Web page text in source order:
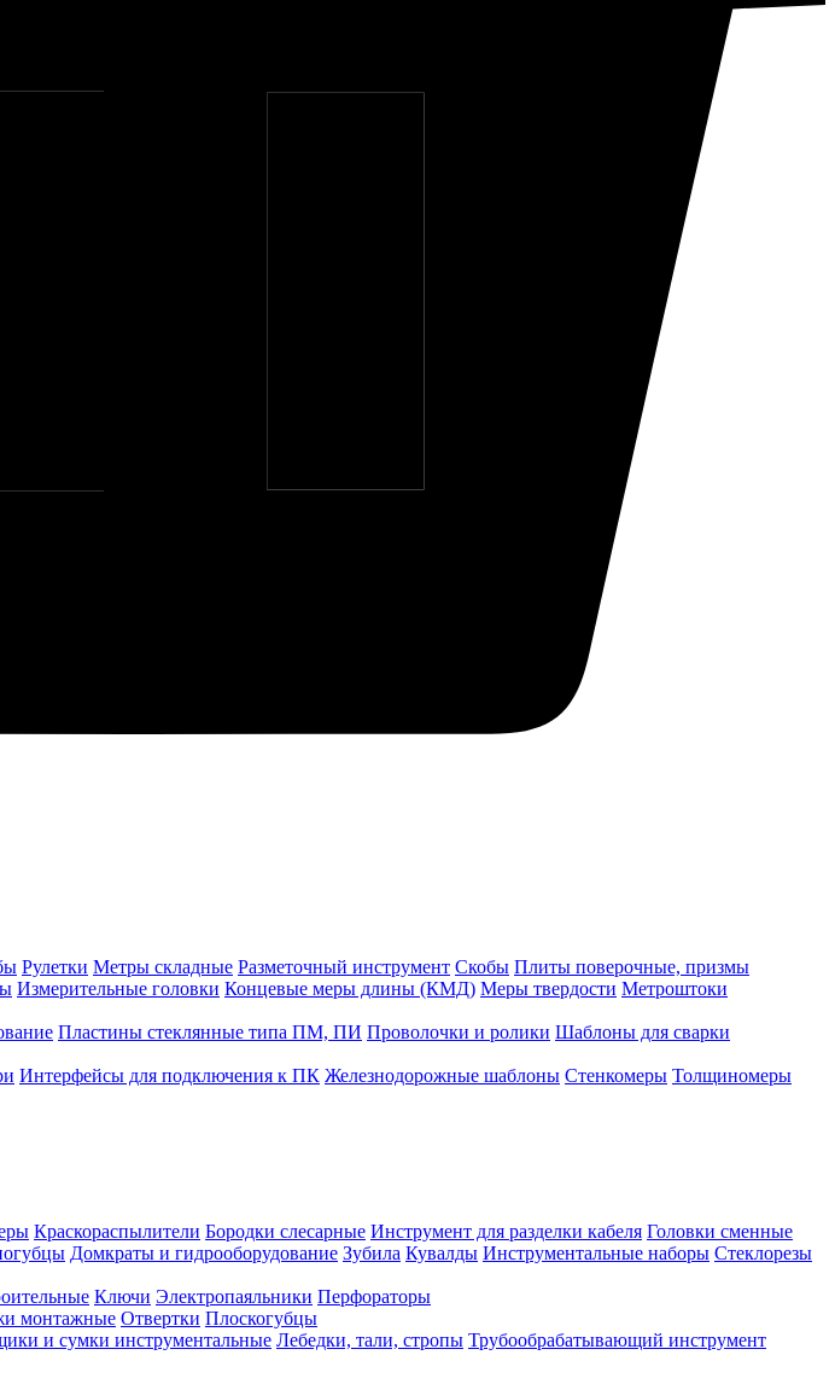
Рулетки Метры складные Разметочный инструмент Скобы Плиты поверочные, призмы
Измерительные головки Концевые меры длины (КМД) Меры твердости Метроштоки
Пластины стеклянные типа ПМ, ПИ Проволочки и ролики Шаблоны для сварки
Интерфейсы для подключения к ПК Железнодорожные шаблоны Стенкомеры Толщиномеры
Краскораспылители Бородки слесарные Инструмент для разделки кабеля Головки сменные
Домкраты и гидрооборудование Зубила Кувалды Инструментальные наборы Стеклорезы
Ключи Электропаяльники Перфораторы
монтажные Отвертки Плоскогубцы
и сумки инструментальные Лебедки, тали, стропы Трубообрабатывающий инструмент